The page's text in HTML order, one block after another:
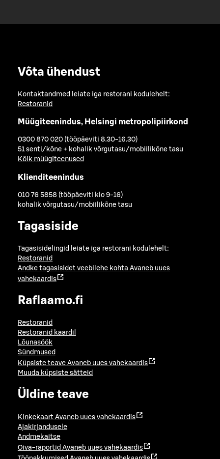
Võta ühendust
Kontaktandmed leiate iga restorani kodulehelt:
Restoranid
Müügiteenindus, Helsingi metropolipiirkond
0300 870 020 (tööpäeviti 8.30-16.30)
51 senti/kõne + kohalik võrgutasu/mobiilikõne tasu
Kõik müügiteenused
Klienditeenindus
010 76 5858 (tööpäeviti klo 9-16)
kohalik võrgutasu/mobiilikõne tasu
Tagasiside
Tagasisidelingid leiate iga restorani kodulehelt:
Restoranid
Andke tagasisidet veebilehe kohta Avaneb uues
vahekaardis
Raflaamo.fi
Restoranid
Restoranid kaardil
Lõunasöök
Sündmused
Küpsiste teave Avaneb uues vahekaardis
Muuda küpsiste sätteid
Üldine teave
Kinkekaart Avaneb uues vahekaardis
Ajakirjandusele
Andmekaitse
Oiva-raportid Avaneb uues vahekaardis